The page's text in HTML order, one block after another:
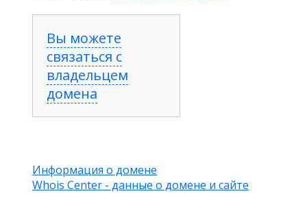
Вы можете
связаться с
владельцем
домена
Информация о домене
Whois Center - данные о домене и сайте